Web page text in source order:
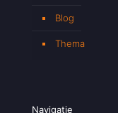
Blog
Thema
Navigatie